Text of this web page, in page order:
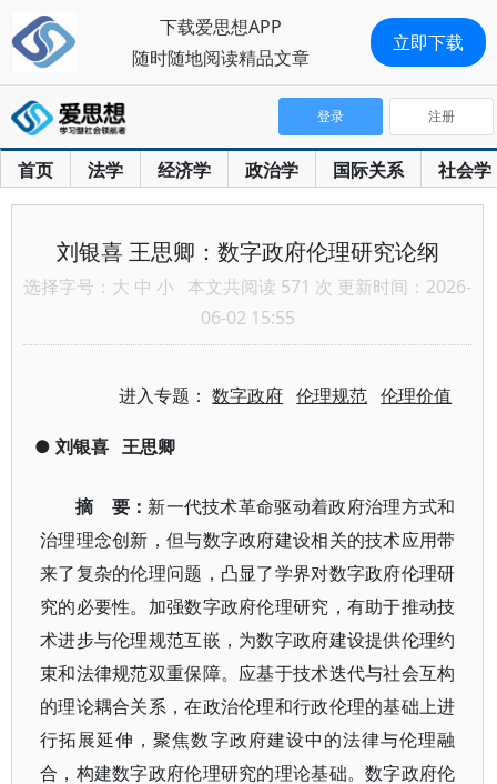
首页 法学 经济学 政治学 国际关系 社会学
登录 注册
刘银喜 王思卿：数字政府伦理研究论纲
选择字号： 大 中 小 本文共阅读 571 次 更新时间：2026-
06-02 15:55
进入专题：数字政府 伦理规范 伦理价值
● 刘银喜 王思卿
摘 要： 新一代技术革命驱动着政府治理方式和
治理理念创新，但与数字政府建设相关的技术应用带
来了复杂的伦理问题，凸显了学界对数字政府伦理研
究的必要性。加强数字政府伦理研究，有助于推动技
术进步与伦理规范互嵌，为数字政府建设提供伦理约
束和法律规范双重保障。应基于技术迭代与社会互构
的理论耦合关系，在政治伦理和行政伦理的基础上进
行拓展延伸，聚焦数字政府建设中的法律与伦理融
合，构建数字政府伦理研究的理论基础。数字政府伦
下载爱思想APP
随时随地阅读精品文章
立即下载